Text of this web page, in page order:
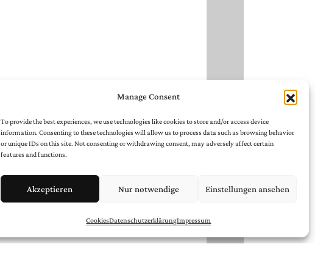
Manage Consent
To provide the best experiences, we use technologies like cookies to store and/or access device
information. Consenting to these technologies will allow us to process data such as browsing behavior
or unique IDs on this site. Not consenting or withdrawing consent, may adversely affect certain
features and functions.
Akzeptieren Nur notwendige Einstellungen ansehen
CookiesDatenschutzerklärungImpressum